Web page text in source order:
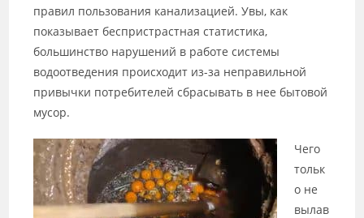
правил пользования канализацией. Увы, как
показывает беспристрастная статистика,
большинство нарушений в работе системы
водоотведения происходит из-за неправильной
привычки потребителей сбрасывать в нее бытовой
мусор.
Чего
тольк
о не
вылав